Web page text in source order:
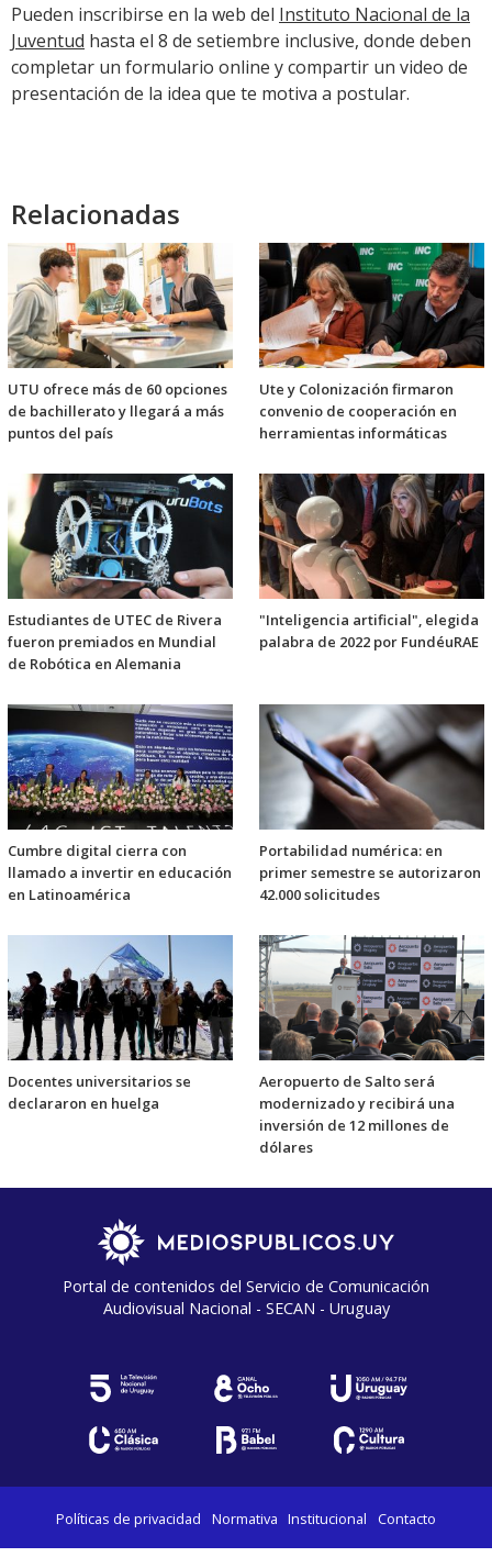
Pueden inscribirse en la web del Instituto Nacional de la
Juventud hasta el 8 de setiembre inclusive, donde deben
completar un formulario online y compartir un video de
presentación de la idea que te motiva a postular.
Relacionadas
UTU ofrece más de 60 opciones
de bachillerato y llegará a más
puntos del país
Ute y Colonización firmaron
convenio de cooperación en
herramientas informáticas
Estudiantes de UTEC de Rivera
fueron premiados en Mundial
de Robótica en Alemania
"Inteligencia artificial", elegida
palabra de 2022 por FundéuRAE
Cumbre digital cierra con
llamado a invertir en educación
en Latinoamérica
Portabilidad numérica: en
primer semestre se autorizaron
42.000 solicitudes
Docentes universitarios se
declararon en huelga
Aeropuerto de Salto será
modernizado y recibirá una
inversión de 12 millones de
dólares
Portal de contenidos del Servicio de Comunicación
Audiovisual Nacional - SECAN - Uruguay
Políticas de privacidad Normativa Institucional Contacto